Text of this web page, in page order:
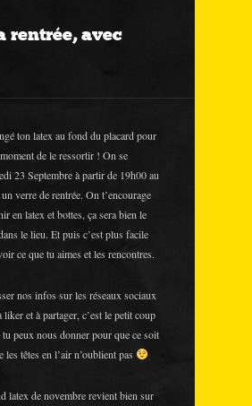
rentrée, avec
ton latex au fond du placard pour
moment de le ressortir ! On se
23 Septembre à partir de 19h00 au
verre de rentrée. On t’encourage
en latex et bottes, ça sera bien le
le lieu. Et puis c’est plus facile
ce que tu aimes et les rencontres.
nos infos sur les réseaux sociaux
liker et à partager, c’est le petit coup
tu peux nous donner pour que ce soit
les têtes en l’air n’oublient pas
latex de novembre revient bien sur